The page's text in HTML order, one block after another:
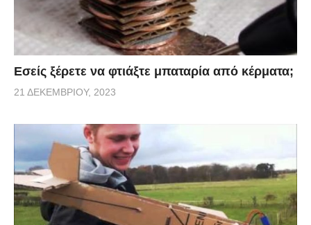
Εσείς ξέρετε να φτιάξτε μπαταρία από κέρματα;
21 ΔΕΚΕΜΒΡΊΟΥ, 2023